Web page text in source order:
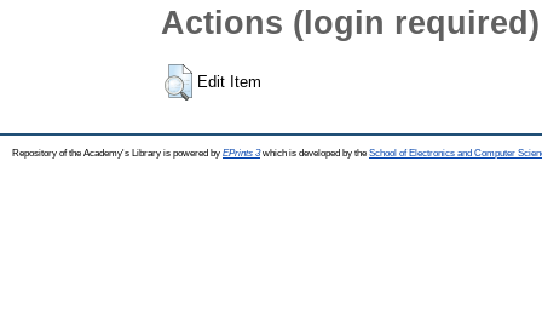
Actions (login required)
Edit Item
Repository of the Academy's Library is powered by EPrints 3which is developed by the School of Electronics and Computer